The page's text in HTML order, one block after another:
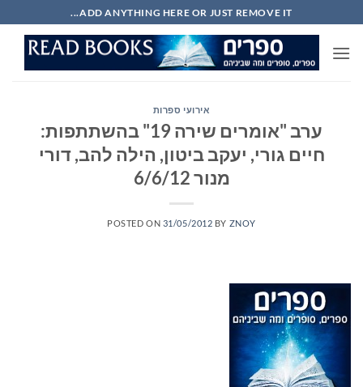
to
content
ADD ANYTHING HERE OR JUST REMOVE IT...
אירועי ספרות
ערב "אומרים שירה 19" בהשתתפות:
חיים גורי, יעקב ביטון, הילה להב, דורי
מנור 6/6/12
POSTED ON 31/05/2012 BY ZNOY